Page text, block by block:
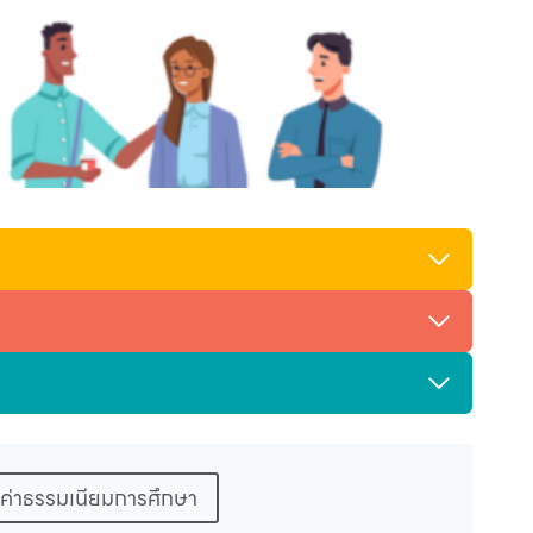
ค่าธรรมเนียมการศึกษา